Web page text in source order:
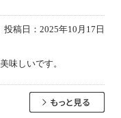
投稿日： 2025年10月17日
味しいです。